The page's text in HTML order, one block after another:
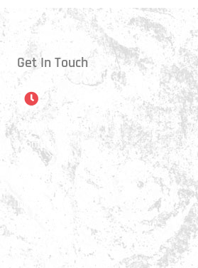
Get In Touch
Öffnungszeiten
Montag:
17:15 - 21:00 Uhr
Mittwoch:
17:30 - 21:00 Uhr
Donnerstag:
17:15 - 18:45 Uhr
17:30 - 21:00 Uhr